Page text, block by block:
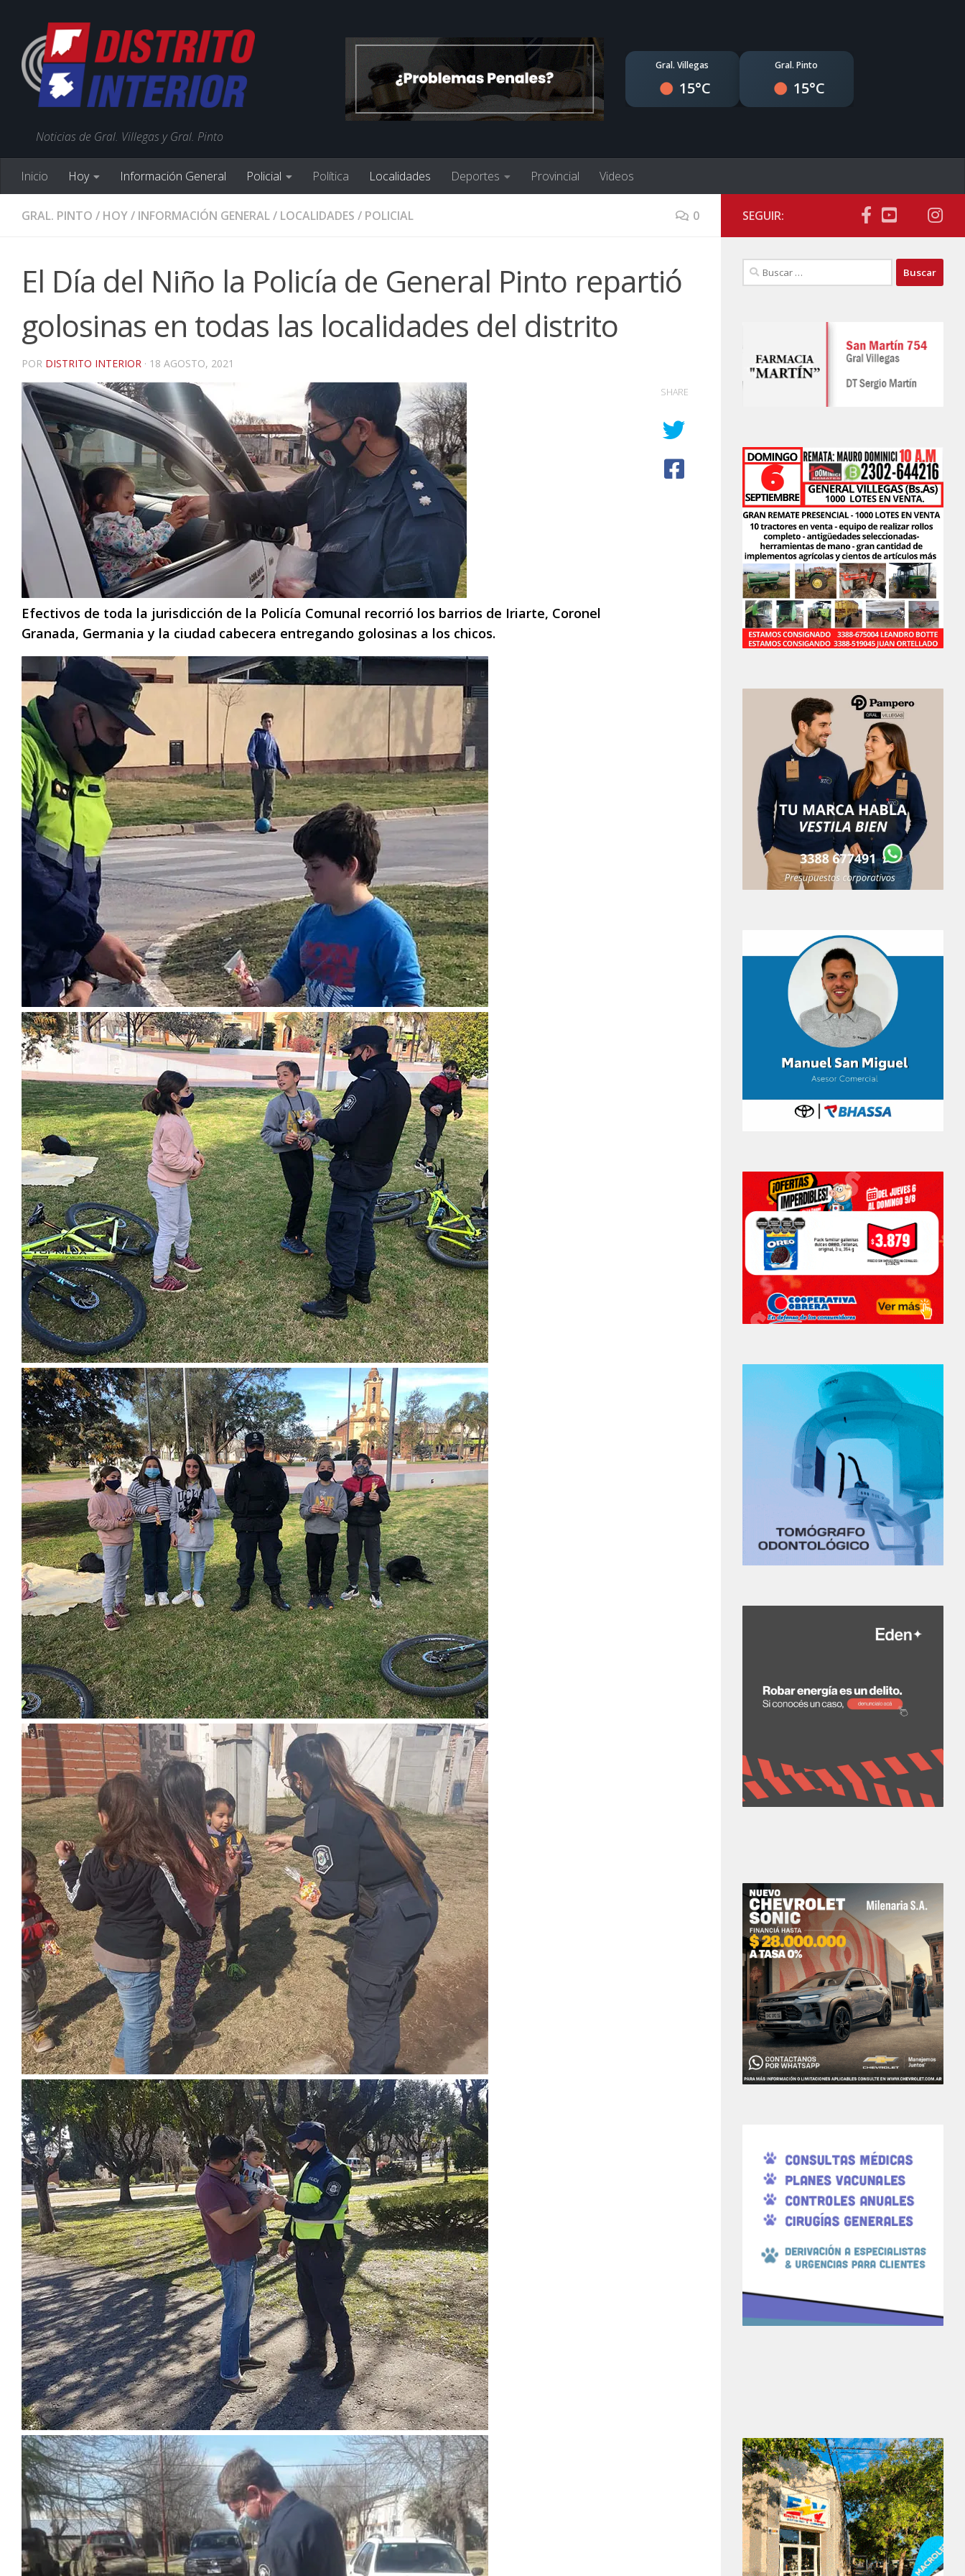
Noticias de Gral. Villegas y Gral. Pinto
Gral. Villegas
15°C
Gral. Pinto
15°C
Inicio Hoy Información General Policial Política Localidades Deportes Provincial Videos
GRAL. PINTO / HOY/ INFORMACIÓN GENERAL/ LOCALIDADES / POLICIAL 0
El Día del Niño la Policía de General Pinto repartió
golosinas en todas las localidades del distrito
POR DISTRITO INTERIOR · 18 AGOSTO, 2021
Efectivos de toda la jurisdicción de la Policía Comunal recorrió los barrios de Iriarte, Coronel
Granada, Germania y la ciudad cabecera entregando golosinas a los chicos.
SHARE
SEGUIR:
Buscar: